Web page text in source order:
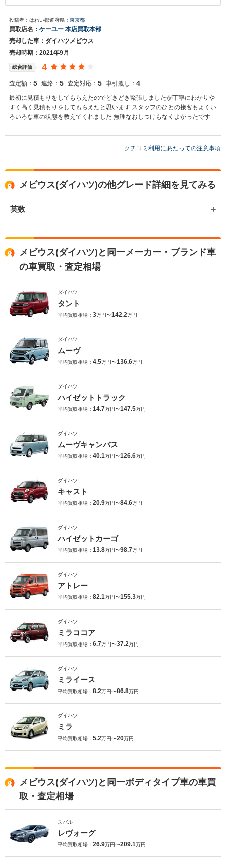
投稿者：はわい都道府県： 東京都
買取店名： ケーユー 本店買取本部
売却した車：ダイハツメビウス
売却時期：2021年9月
総合評価 4
査定額： 5 連絡： 5 査定対応： 5 車引渡し： 4
最初に見積もりをしてもらえたのでどきどき緊張しましたが丁寧にわかりや
すく高く見積もりをしてもらえたと思います スタッフのひとの接客もよくい
ろいろな車の状態を教えてくれました 無理なおしつけもなくよかったです
クチコミ利用にあたっての注意事項
メビウス(ダイハツ)の他グレード詳細を見てみる
英数
メビウス(ダイハツ)と同一メーカー・ブランド車
の車買取・査定相場
ダイハツ
タント
平均買取相場： 3万円〜142.2万円
ダイハツ
ムーヴ
平均買取相場： 4.5万円〜136.6万円
ダイハツ
ハイゼットトラック
平均買取相場： 14.7万円〜147.5万円
ダイハツ
ムーヴキャンバス
平均買取相場： 40.1万円〜126.6万円
ダイハツ
キャスト
平均買取相場： 20.9万円〜84.6万円
ダイハツ
ハイゼットカーゴ
平均買取相場： 13.8万円〜98.7万円
ダイハツ
アトレー
平均買取相場： 82.1万円〜155.3万円
ダイハツ
ミラココア
平均買取相場： 6.7万円〜37.2万円
ダイハツ
ミライース
平均買取相場： 8.2万円〜86.8万円
ダイハツ
ミラ
平均買取相場： 5.2万円〜20万円
メビウス(ダイハツ)と同一ボディタイプ車の車買
取・査定相場
スバル
レヴォーグ
平均買取相場： 26.9万円〜209.1万円